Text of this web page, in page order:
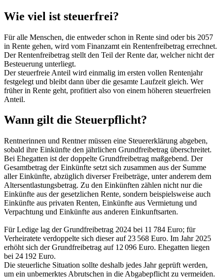
Wie viel ist steuerfrei?
Für alle Menschen, die entweder schon in Rente sind oder bis 2057
in Rente gehen, wird vom Finanzamt ein Rentenfreibetrag errechnet.
Der Rentenfreibetrag stellt den Teil der Rente dar, welcher nicht der
Besteuerung unterliegt.
Der steuerfreie Anteil wird einmalig im ersten vollen Rentenjahr
festgelegt und bleibt dann über die gesamte Laufzeit gleich. Wer
früher in Rente geht, profitiert also von einem höheren steuerfreien
Anteil.
Wann gilt die Steuerpflicht?
Rentnerinnen und Rentner müssen eine Steuererklärung abgeben,
sobald ihre Einkünfte den jährlichen Grundfreibetrag überschreitet.
Bei Ehegatten ist der doppelte Grundfreibetrag maßgebend. Der
Gesamtbetrag der Einkünfte setzt sich zusammen aus der Summe
aller Einkünfte, abzüglich diverser Freibeträge, unter anderem dem
Altersentlastungsbetrag. Zu den Einkünften zählen nicht nur die
Einkünfte aus der gesetzlichen Rente, sondern beispielsweise auch
Einkünfte aus privaten Renten, Einkünfte aus Vermietung und
Verpachtung und Einkünfte aus anderen Einkunftsarten.
Für Ledige lag der Grundfreibetrag 2024 bei 11 784 Euro; für
Verheiratete verdoppelte sich dieser auf 23 568 Euro. Im Jahr 2025
erhöht sich der Grundfreibetrag auf 12 096 Euro. Ehegatten liegen
bei 24 192 Euro.
Die steuerliche Situation sollte deshalb jedes Jahr geprüft werden,
um ein unbemerktes Abrutschen in die Abgabepflicht zu vermeiden.